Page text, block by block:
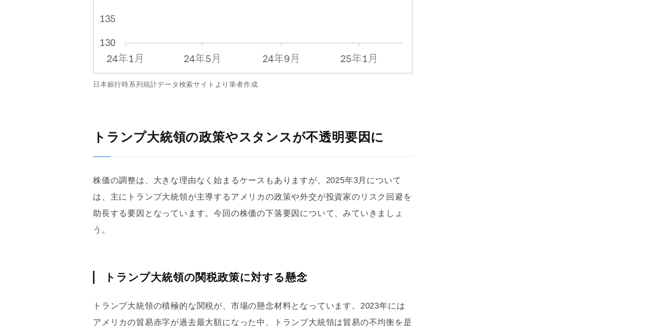
日本銀行時系列統計データ検索サイトより筆者作成
トランプ大統領の政策やスタンスが不透明要因に
株価の調整は、大きな理由なく始まるケースもありますが、2025年3月について
は、主にトランプ大統領が主導するアメリカの政策や外交が投資家のリスク回避を
助長する要因となっています。今回の株価の下落要因について、みていきましょ
う。
トランプ大統領の関税政策に対する懸念
トランプ大統領の積極的な関税が、市場の懸念材料となっています。2023年には
アメリカの貿易赤字が過去最大額になった中、トランプ大統領は貿易の不均衡を是